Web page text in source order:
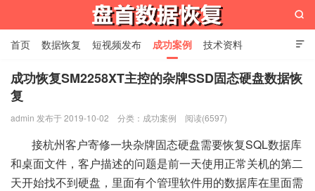
苏州盘首数据恢复

首页 数据恢复 短视频发布 成功案例 技术资料
关于我们 设备展示 常见问题

成功恢复SM2258XT主控的杂牌SSD固态硬盘数据恢
复
admin 发布于 2019-10-02 分类： 成功案例 阅读(6597)
接杭州客户寄修一块杂牌固态硬盘需要恢复SQL数据库
和桌面文件，客户描述的问题是前一天使用正常关机的第二
天开始找不到硬盘，里面有个管理软件用的数据库在里面需